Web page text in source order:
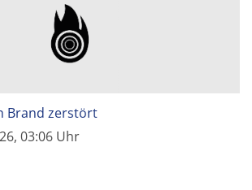
Brand zerstört
03:06 Uhr